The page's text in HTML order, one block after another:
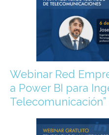
Webinar Red
a Power BI para
Telecomunicación”